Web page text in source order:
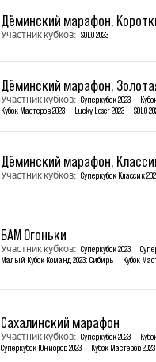
Дёминский марафон,
Участник кубков: SOLO 2023
Дёминский марафон,
Участник кубков: Суперкубок 2023
Кубок Мастеров 2023
Lucky Loser 2023 SOLO
Дёминский марафон,
Участник кубков: Суперкубок Классик
БАМ Огоньки
Участник кубков: Суперкубок 2023
Малый Кубок Команд 2023: Сибирь
Кубок
Сахалинский марафон
Участник кубков: Суперкубок 2023
Суперкубок Юниоров 2023
Кубок Мастеров 2023